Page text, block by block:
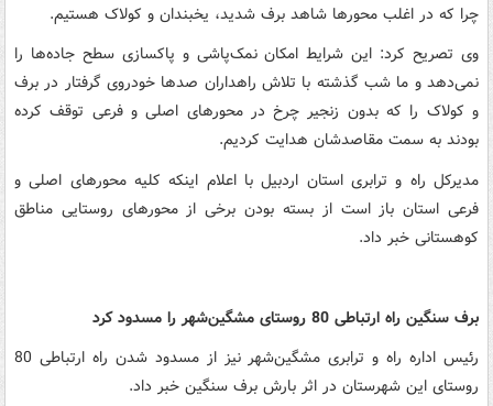
چرا که در اغلب محورها شاهد برف شدید، یخبندان و کولاک هستیم.
وی تصریح کرد: این شرایط امکان نمک‌پاشی و پاکسازی سطح جاده‌ها را
نمی‌دهد و ما شب گذشته با تلاش راهداران صدها خودروی گرفتار در برف
و کولاک را که بدون زنجیر چرخ در محورهای اصلی و فرعی توقف کرده
بودند به سمت مقاصدشان هدایت کردیم.
مدیرکل راه و ترابری استان اردبیل با اعلام اینکه کلیه محورهای اصلی و
فرعی استان باز است از بسته بودن برخی از محورهای روستایی مناطق
کوهستانی خبر داد.
برف سنگین راه ارتباطی 80 روستای مشگین‌شهر را مسدود کرد
رئیس اداره راه و ترابری مشگین‌شهر نیز از مسدود شدن راه ارتباطی 80
روستای این شهرستان در اثر بارش برف سنگین خبر داد.